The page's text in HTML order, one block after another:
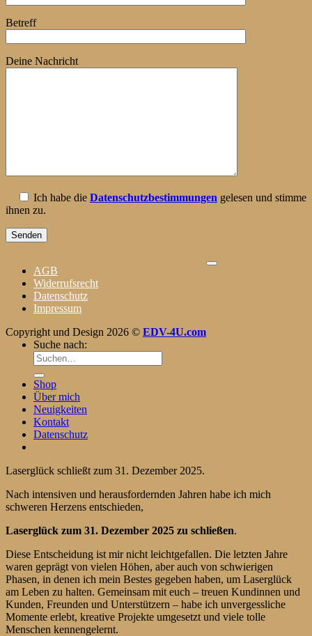
Betreff
Deine Nachricht
Ich habe die Datenschutzbestimmungen gelesen und stimme
ihnen zu.
AGB
Widerrufsrecht
Datenschutz
Impressum
Copyright und Design 2026 © EDV-4U.com
Suche nach:
Shop
Über mich
Neuigkeiten
Kontakt
Datenschutz
Laserglück schließt zum 31. Dezember 2025.
Nach intensiven und herausfordernden Jahren habe ich mich
schweren Herzens entschieden,
Laserglück zum 31. Dezember 2025 zu schließen.
Diese Entscheidung ist mir nicht leichtgefallen. Die letzten Jahre
waren geprägt von vielen Höhen, aber auch von schwierigen
Phasen, in denen ich mein Bestes gegeben haben, um Laserglück
am Leben zu halten. Gemeinsam mit euch – treuen Kundinnen und
Kunden, Freunden und Unterstützern – habe ich unvergessliche
Momente erlebt, kreative Projekte umgesetzt und viele tolle
Menschen kennengelernt.